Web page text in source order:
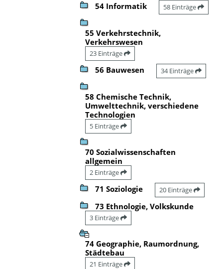
54 Informatik 58 Einträge
55 Verkehrstechnik,
Verkehrswesen
23 Einträge
56 Bauwesen 34 Einträge
58 Chemische Technik,
Umwelttechnik, verschiedene
Technologien
5 Einträge
70 Sozialwissenschaften
allgemein
2 Einträge
71 Soziologie 20 Einträge
73 Ethnologie, Volkskunde
3 Einträge
74 Geographie, Raumordnung,
Städtebau
21 Einträge